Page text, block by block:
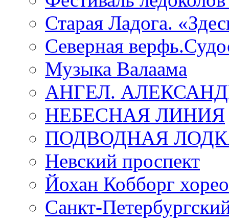
Старая Ладога.
Северная
Музыка Валаама
АНГЕЛ.
НЕБЕСНАЯ ЛИНИЯ
ПОДВОДНАЯ
Невский проспект
Йохан Кобборг
Санкт-